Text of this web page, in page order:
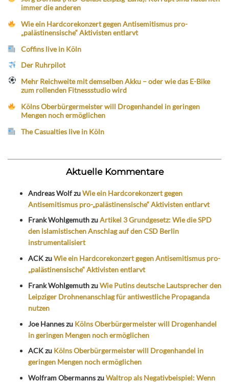
immer die anderen
Wie ein Hardcorekonzert gegen Antisemitismus pro-
„palästinensische“ Aktivisten entlarvt
Coffins live in Köln
Der Ruhrpilot
Mehr Reichweite mit demselben Akku – oder wie das E-Bike
zum rollenden Fitnessstudio wird
Kölns Oberbürgermeister will Drogenhandel in geringen
Mengen noch ermöglichen
The Casualties live in Köln
Aktuelle Kommentare
Andreas WolfzuWie ein Hardcorekonzert gegen
Antisemitismus pro-„palästinensische“ Aktivisten entlarvt
Frank WohlgemuthzuArtikel 3 Grundgesetz: Wie die SPD
den islamistischen Anschlag auf den CSD Berlin
instrumentalisiert
ACKzuWie ein Hardcorekonzert gegen Antisemitismus pro-
„palästinensische“ Aktivisten entlarvt
Frank WohlgemuthzuWie Putins deutsche Lautsprecher den
Leipziger Drohnenanschlag für antiwestliche Propaganda
nutzen
Joe Hanneszu Kölns Oberbürgermeister will Drogenhandel
in geringen Mengen noch ermöglichen
ACKzu Kölns Oberbürgermeister will Drogenhandel in
geringen Mengen noch ermöglichen
Wolfram ObermannszuWaltrop als Negativbeispiel: Wenn